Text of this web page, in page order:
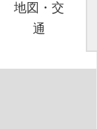
地図・交
通